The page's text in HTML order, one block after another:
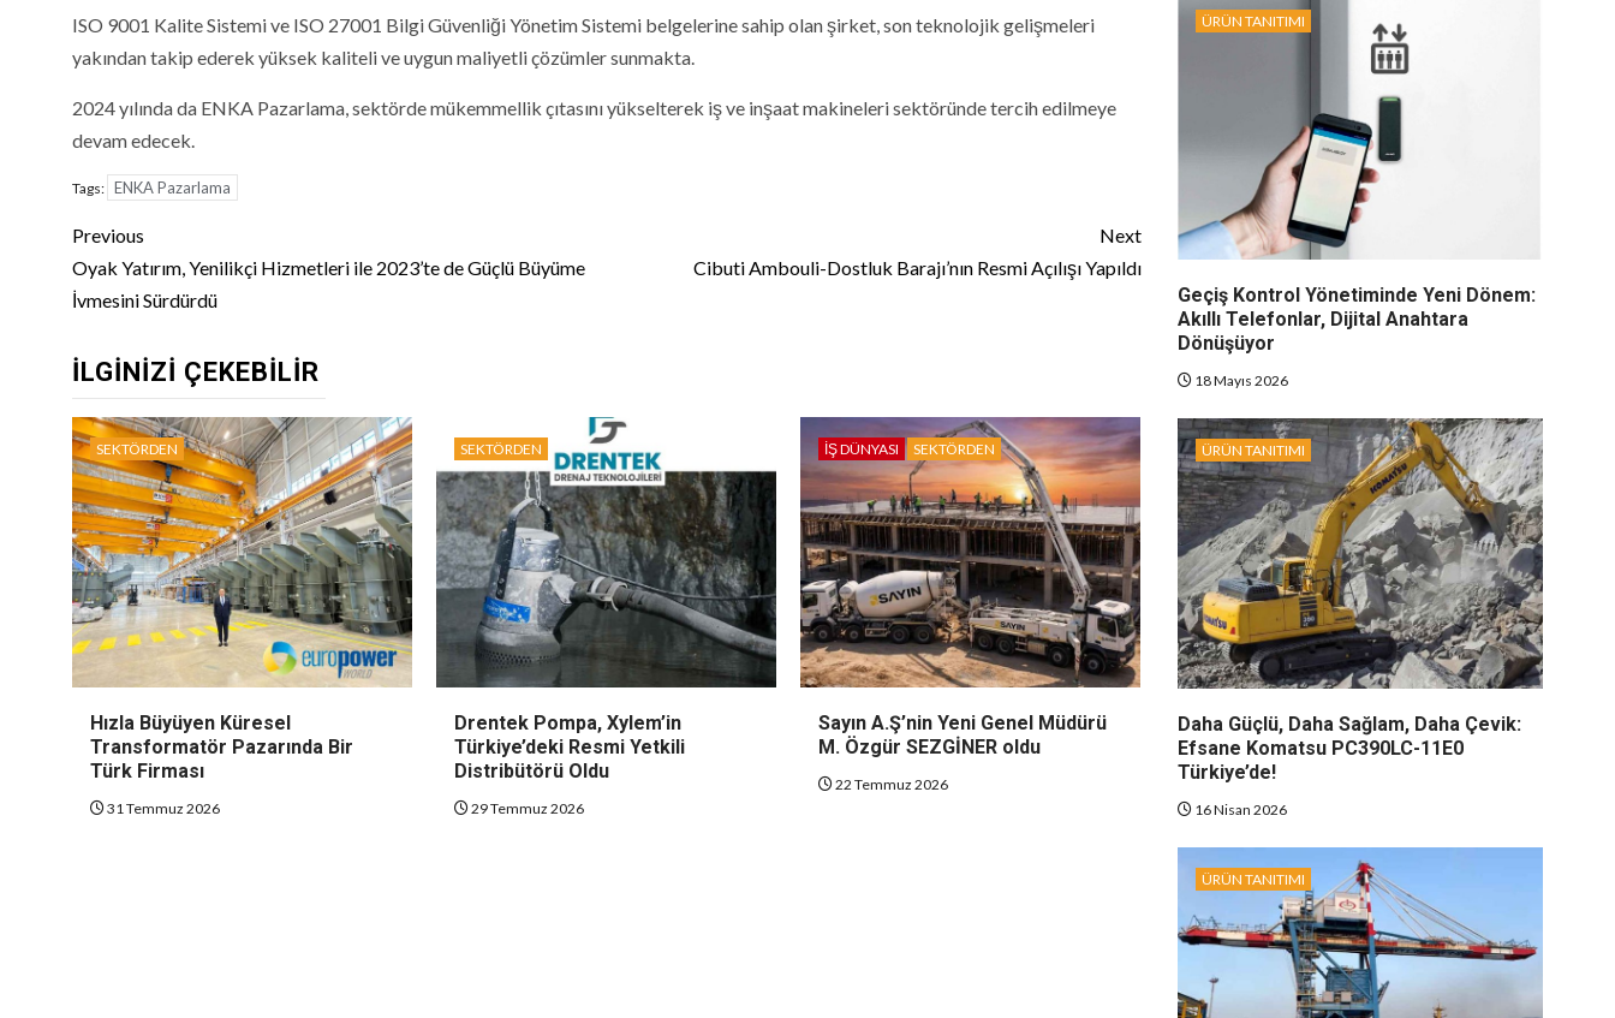
ISO 9001 Kalite Sistemi ve ISO 27001 Bilgi Güvenliği Yönetim Sistemi belgelerine sahip olan şirket, son teknolojik gelişmeleri
yakından takip ederek yüksek kaliteli ve uygun maliyetli çözümler sunmakta.
2024 yılında da ENKA Pazarlama, sektörde mükemmellik çıtasını yükselterek iş ve inşaat makineleri sektöründe tercih edilmeye
devam edecek.
Tags: ENKA Pazarlama
Continue
Reading
Previous
Oyak Yatırım, Yenilikçi Hizmetleri ile 2023’te de Güçlü Büyüme
İvmesini Sürdürdü
Next
Cibuti Ambouli-Dostluk Barajı’nın Resmi Açılışı Yapıldı
İLGINIZI ÇEKEBILIR
SEKTÖRDEN
Hızla Büyüyen Küresel
Transformatör Pazarında Bir
Türk Firması
31 Temmuz 2026
SEKTÖRDEN
Drentek Pompa, Xylem’in
Türkiye’deki Resmi Yetkili
Distribütörü Oldu
29 Temmuz 2026
İŞ DÜNYASI SEKTÖRDEN
Sayın A.Ş’nin Yeni Genel Müdürü
M. Özgür SEZGİNER oldu
22 Temmuz 2026
ÜRÜN TANITIMI
Geçiş Kontrol Yönetiminde Yeni Dönem:
Akıllı Telefonlar, Dijital Anahtara
Dönüşüyor
18 Mayıs 2026
ÜRÜN TANITIMI
Daha Güçlü, Daha Sağlam, Daha Çevik:
Efsane Komatsu PC390LC-11E0
Türkiye’de!
16 Nisan 2026
ÜRÜN TANITIMI